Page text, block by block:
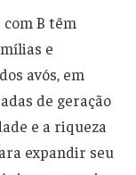
B têm
e
avós, em
de geração
e a riqueza
expandir seu